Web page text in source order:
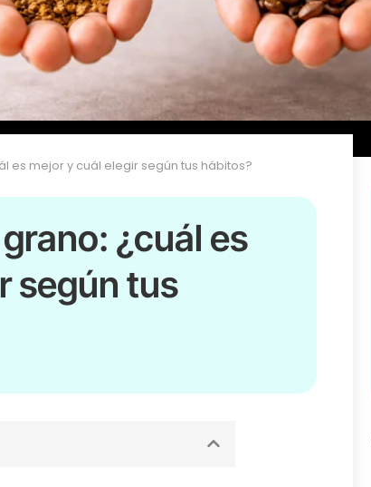
es mejor y cuál elegir según tus hábitos?
¿cuál es
según tus